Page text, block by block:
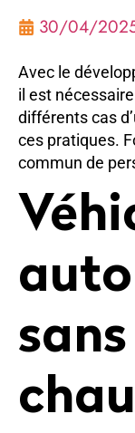
30/04/
Avec le
il est
différents cas
ces pratiques.
commun de
sans